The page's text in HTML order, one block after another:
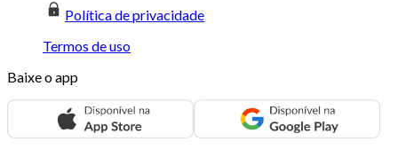
Política de privacidade
Termos de uso
Baixe o app